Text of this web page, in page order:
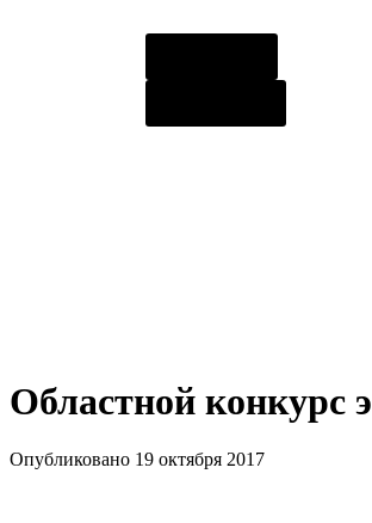
Областной конкурс
Опубликовано 19 октября 2017